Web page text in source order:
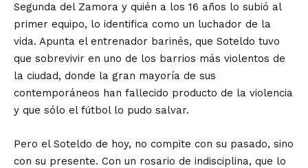
Segunda del Zamora y quién a los 16 años lo subió al
primer equipo, lo identifica como un luchador de la
vida. Apunta el entrenador barinés, que Soteldo tuvo
que sobrevivir en uno de los barrios más violentos de
la ciudad, donde la gran mayoría de sus
contemporáneos han fallecido producto de la violencia
y que sólo el fútbol lo pudo salvar.
Pero el Soteldo de hoy, no compite con su pasado, sino
con su presente. Con un rosario de indisciplina, que lo